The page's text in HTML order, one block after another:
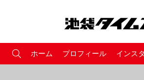
ホーム プロフィール インス